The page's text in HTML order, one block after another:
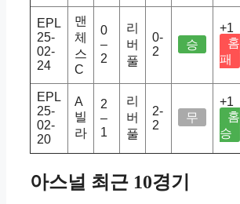
EPL
25-
02-
24
맨
체
스
C
0
–
2
리
버
풀
0-
2
승
+1
홈
패
EPL
25-
02-
20
A
빌
라
2
–
1
리
버
풀
2-
2
무
+1
홈
승
아스널 최근 10경기